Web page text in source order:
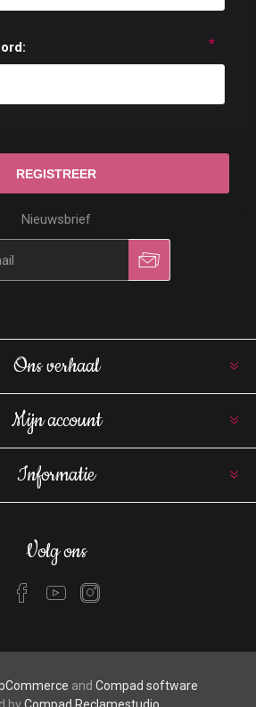
*
Nieuwsbrief
Ons verhaal
Mijn account
Informatie
Volg ons
and Compad software